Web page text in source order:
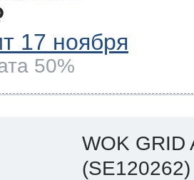
17 ноября
50%
WOK GRID
(SE120262)